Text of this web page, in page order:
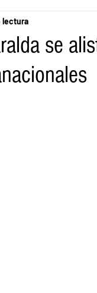
se
lectura